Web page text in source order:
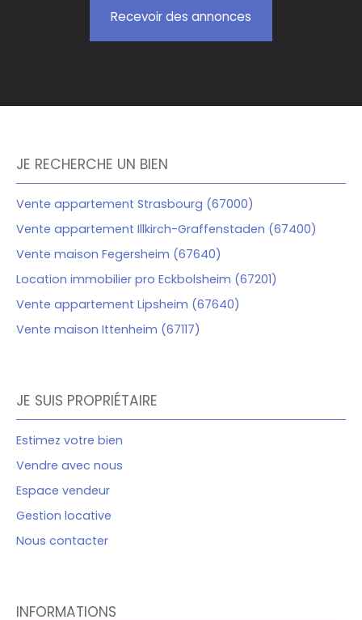
Recevoir des annonces
JE RECHERCHE UN BIEN
Vente appartement Strasbourg (67000)
Vente appartement Illkirch-Graffenstaden (67400)
Vente maison Fegersheim (67640)
Location immobilier pro Eckbolsheim (67201)
Vente appartement Lipsheim (67640)
Vente maison Ittenheim (67117)
JE SUIS PROPRIÉTAIRE
Estimez votre bien
Vendre avec nous
Espace vendeur
Gestion locative
Nous contacter
INFORMATIONS